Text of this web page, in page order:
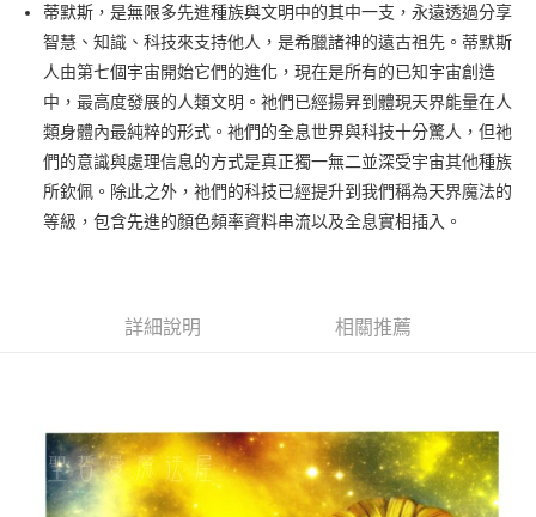
ATM付款
運送方式
每筆NT$80，滿NT$3,000(含以上)免運費
7-11取貨付款
每筆NT$80，滿NT$3,000(含以上)免運費
免運費
蒂默斯，是無限多先進種族與文明中的其中一支，永遠透過分享
智慧、知識、科技來支持他人，是希臘諸神的遠古祖先。蒂默斯
人由第七個宇宙開始它們的進化，現在是所有的已知宇宙創造
中，最高度發展的人類文明。祂們已經揚昇到體現天界能量在人
類身體內最純粹的形式。祂們的全息世界與科技十分驚人，但祂
們的意識與處理信息的方式是真正獨一無二並深受宇宙其他種族
所欽佩。除此之外，祂們的科技已經提升到我們稱為天界魔法的
等級，包含先進的顏色頻率資料串流以及全息實相插入。
詳細說明 相關推薦